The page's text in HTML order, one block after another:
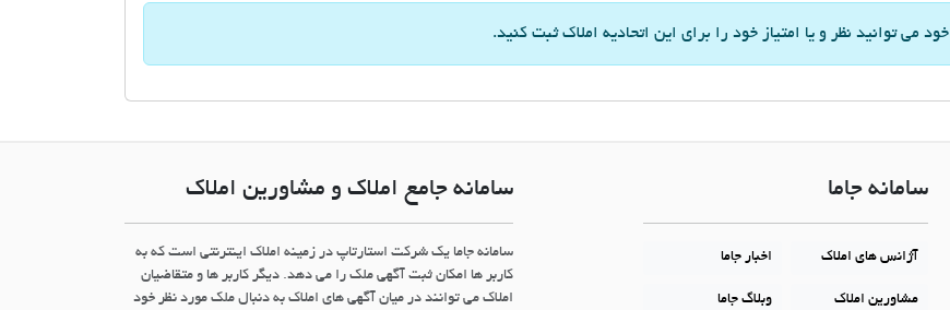
خود می توانید نظر و یا امتیاز خود را برای این اتحادیه املاک ثبت کنید.
سامانه جاما
آژانس های املاک اخبار جاما
مشاورین املاک وبلاگ جاما
سامانه جامع املاک و مشاورین املاک
سامانه جاما یک شرکت استارتاپ در زمینه املاک اینترنتی است که به
کاربر ها امکان ثبت آگهی ملک را می دهد. دیگر کاربر ها و متقاضیان
املاک می توانند در میان آگهی های املاک به دنبال ملک مورد نظر خود